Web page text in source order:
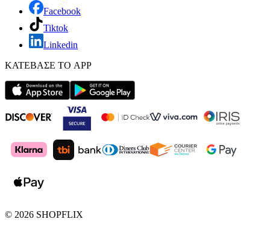
Facebook
Tiktok
Linkedin
ΚΑΤΕΒΑΣΕ ΤΟ APP
© 2026 SHOPFLIX